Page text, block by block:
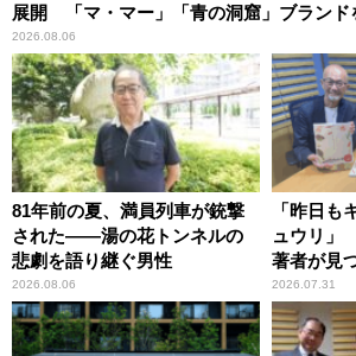
展開 「マ・マー」「青の洞窟」ブランド
2026.08.06
81年前の夏、満員列車が銃撃
された――湯の花トンネルの
悲劇を語り継ぐ男性
2026.08.06
「昨日も
ュウリ」
著者が見
恵
2026.07.31